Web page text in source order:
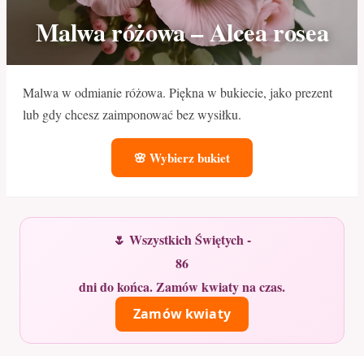
Malwa różowa – Alcea rosea
Malwa w odmianie różowa. Piękna w bukiecie, jako prezent
lub gdy chcesz zaimponować bez wysiłku.
🌸 Wybierz bukiet
🌷 Wszystkich Świętych -
86
dni do końca. Zamów kwiaty na czas.
Zamów kwiaty